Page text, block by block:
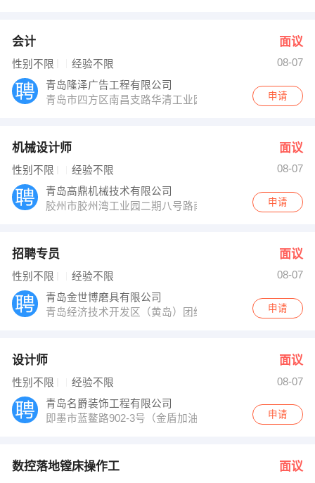
会计 面议
性别不限 经验不限
08-07
青岛隆泽广告工程有限公司
青岛市四方区南昌支路华清工业园1-18号
申请
机械设计师 面议
性别不限 经验不限
08-07
青岛高鼎机械技术有限公司
胶州市胶州湾工业园二期八号路南
申请
招聘专员 面议
性别不限 经验不限
08-07
青岛金世博磨具有限公司
青岛经济技术开发区（黄岛）团结路678号
申请
设计师 面议
性别不限 经验不限
08-07
青岛名爵装饰工程有限公司
即墨市蓝鳌路902-3号（金盾加油站东50米路北）申请
数控落地镗床操作工 面议